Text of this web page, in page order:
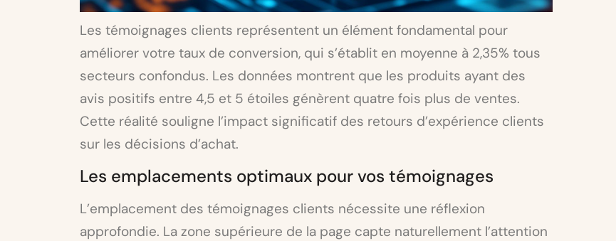
Les témoignages clients représentent un élément fondamental pour
améliorer votre taux de conversion, qui s’établit en moyenne à 2,35% tous
secteurs confondus. Les données montrent que les produits ayant des
avis positifs entre 4,5 et 5 étoiles génèrent quatre fois plus de ventes.
Cette réalité souligne l’impact significatif des retours d’expérience clients
sur les décisions d’achat.
Les emplacements optimaux pour vos témoignages
L’emplacement des témoignages clients nécessite une réflexion
approfondie. La zone supérieure de la page capte naturellement l’attention